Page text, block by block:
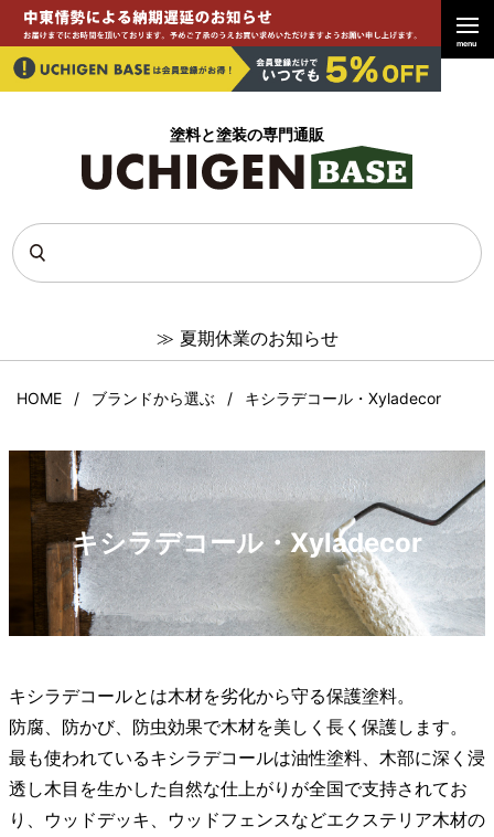
塗料と塗装の専門通販
≫ 夏期休業のお知らせ
menu
HOME ブランドから選ぶ キシラデコール・Xyladecor
キシラデコール・Xyladecor
キシラデコールとは木材を劣化から守る保護塗料。
防腐、防かび、防虫効果で木材を美しく長く保護します。
最も使われているキシラデコールは油性塗料、木部に深く浸
透し木目を生かした自然な仕上がりが全国で支持されてお
り、ウッドデッキ、ウッドフェンスなどエクステリア木材の